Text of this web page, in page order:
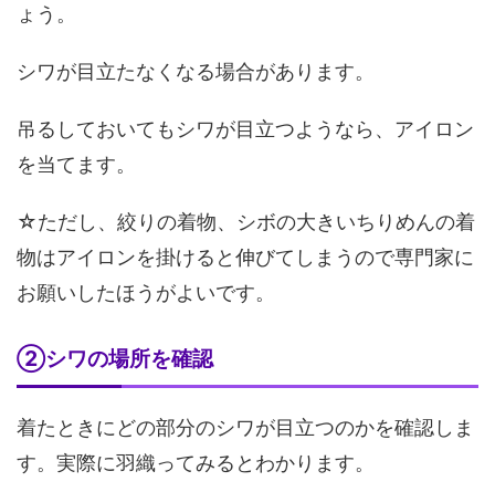
ょう。
シワが目立たなくなる場合があります。
吊るしておいてもシワが目立つようなら、アイロン
を当てます。
☆ただし、絞りの着物、シボの大きいちりめんの着
物はアイロンを掛けると伸びてしまうので専門家に
お願いしたほうがよいです。
②シワの場所を確認
着たときにどの部分のシワが目立つのかを確認しま
す。実際に羽織ってみるとわかります。